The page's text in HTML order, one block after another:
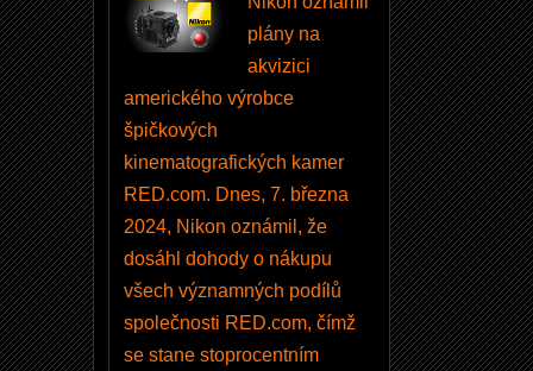
plány na
akvizici
amerického výrobce
špičkových
kinematografických kamer
RED.com. Dnes, 7. března
2024, Nikon oznámil, že
dosáhl dohody o nákupu
všech významných podílů
společnosti RED.com, čímž
se stane stoprocentním
d